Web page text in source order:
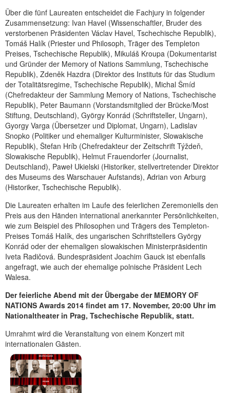
Über die fünf Laureaten entscheidet die Fachjury in folgender
Zusammensetzung: Ivan Havel (Wissenschaftler, Bruder des
verstorbenen Präsidenten Václav Havel, Tschechische Republik),
Tomáš Halík (Priester und Philosoph, Träger des Templeton
Preises, Tschechische Republik), Mikuláš Kroupa (Dokumentarist
und Gründer der Memory of Nations Sammlung, Tschechische
Republik), Zdeněk Hazdra (Direktor des Instituts für das Studium
der Totalitätsregime, Tschechische Republik), Michal Šmíd
(Chefredakteur der Sammlung Memory of Nations, Tschechische
Republik), Peter Baumann (Vorstandsmitglied der Brücke/Most
Stiftung, Deutschland), György Konrád (Schriftsteller, Ungarn),
Gyorgy Varga (Übersetzer und Diplomat, Ungarn), Ladislav
Snopko (Politiker und ehemaliger Kulturminister, Slowakische
Republik), Štefan Hríb (Chefredakteur der Zeitschrift Týždeň,
Slowakische Republik), Helmut Frauendorfer (Journalist,
Deutschland), Paweł Ukielski (Historiker, stellvertretender Direktor
des Museums des Warschauer Aufstands), Adrian von Arburg
(Historiker, Tschechische Republik).
Die Laureaten erhalten im Laufe des feierlichen Zeremoniells den
Preis aus den Händen international anerkannter Persönlichkeiten,
wie zum Beispiel des Philosophen und Trägers des Templeton-
Preises Tomáš Halík, des ungarischen Schriftstellers György
Konrád oder der ehemaligen slowakischen Ministerpräsidentin
Iveta Radičová. Bundespräsident Joachim Gauck ist ebenfalls
angefragt, wie auch der ehemalige polnische Präsident Lech
Walesa.
Der feierliche Abend mit der Übergabe der MEMORY OF
NATIONS Awards 2014 findet am 17. November, 20:00 Uhr im
Nationaltheater in Prag, Tschechische Republik, statt.
Umrahmt wird die Veranstaltung von einem Konzert mit
internationalen Gästen.